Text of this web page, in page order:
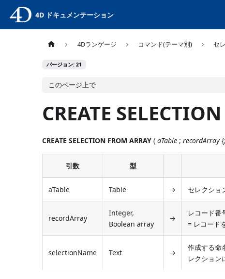
4D ドキュメンテーション
4Dランゲージ コマンド(テーマ別) セ
バージョン: 21
このページ上で
CREATE
CREATE SELECTION FROM ARRAY (aTable ;recordArray
引数 型
aTable Table → セレクショ
recordArray
Integer,
Boolean array
→
レコード番
= レコード
selectionName Text →
作成する命
レクション